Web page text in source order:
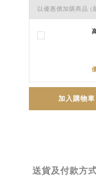
以優惠價加購商品 (
加入購物車
送貨及付款方